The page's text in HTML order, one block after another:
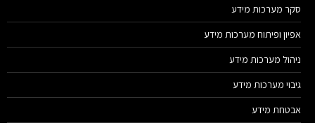
סקר מערכות מידע
אפיון ופיתוח מערכות מידע
ניהול מערכות מידע
גיבוי מערכות מידע
אבטחת מידע